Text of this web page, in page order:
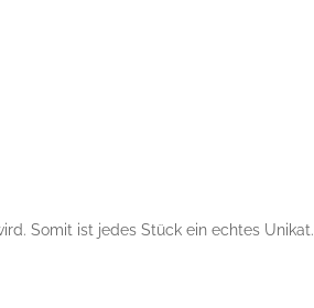
Somit ist jedes Stück ein echtes Unikat.